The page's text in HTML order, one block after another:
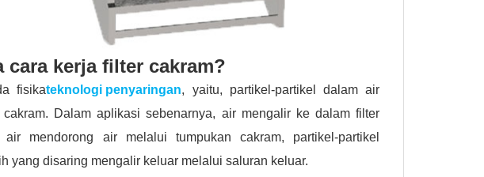
cara kerja filter cakram?
fisikateknologi penyaringan, yaitu, partikel-partikel dalam air
Dalam aplikasi sebenarnya, air mengalir ke dalam filter
mendorong air melalui tumpukan cakram, partikel-partikel
yang disaring mengalir keluar melalui saluran keluar.